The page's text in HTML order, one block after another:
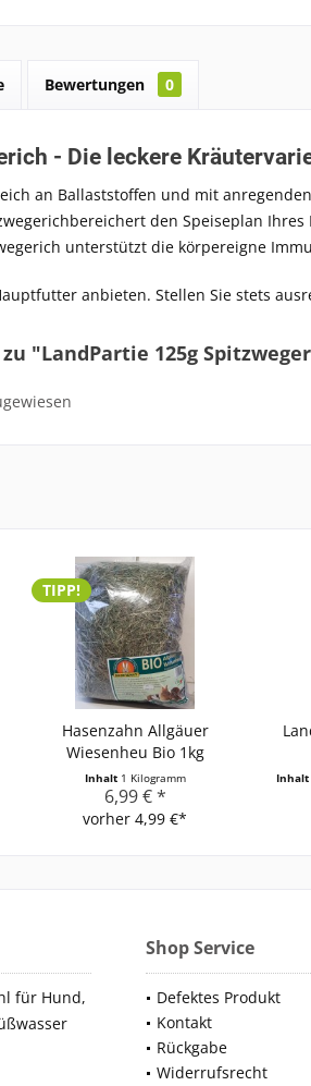
Bewertungen 0
- Die leckere
an Ballaststoffen und mit
bereichert den Speiseplan
unterstützt die körpereigne
anbieten. Stellen Sie stets
"LandPartie 125g
TIPP!
Hasenzahn Allgäuer
Wiesenheu Bio 1kg
Inhalt 1 Kilogramm
6,99 € *
vorher 4,99 €*
Inhalt
für Hund,
Shop Service
Defektes Produkt
Kontakt
Rückgabe
Widerrufsrecht